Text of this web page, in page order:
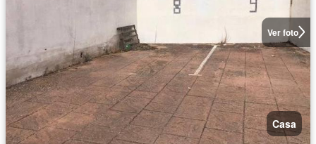
Ver foto
Casa